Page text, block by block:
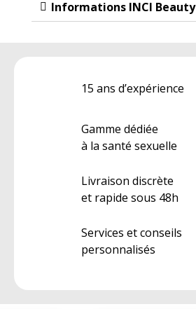
Informations INCI Beauty
15 ans d’expérience
Gamme dédiée
à la santé sexuelle
Livraison discrète
et rapide sous 48h
Services et conseils
personnalisés